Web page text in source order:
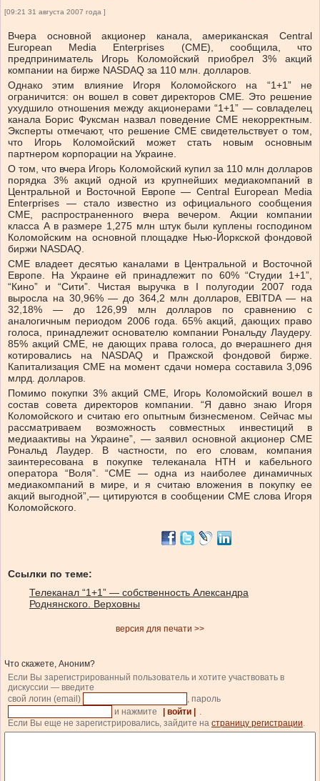
[09:21 31 августа 2007 года ]
Вчера основной акционер канала, американская Central
European Media Enterprises (CME), сообщила, что
предприниматель Игорь Коломойский приобрел 3% акций
компании на бирже NASDAQ за 110 млн. долларов.
Однако этим влияние Игоря Коломойского на “1+1” не
ограничится: он вошел в совет директоров CME. Это решение
ухудшило отношения между акционерами “1+1” — совладелец
канала Борис Фуксман назвал поведение CME некорректным.
Эксперты отмечают, что решение CME свидетельствует о том,
что Игорь Коломойский может стать новым основным
партнером корпорации на Украине.
О том, что вчера Игорь Коломойский купил за 110 млн долларов
порядка 3% акций одной из крупнейших медиакомпаний в
Центральной и Восточной Европе — Central European Media
Enterprises — стало известно из официального сообщения
CME, распространенного вчера вечером. Акции компании
класса A в размере 1,275 млн штук были куплены господином
Коломойским на основной площадке Нью-Йоркской фондовой
биржи NASDAQ.
CME владеет десятью каналами в Центральной и Восточной
Европе. На Украине ей принадлежит по 60% “Студии 1+1”,
“Кино” и “Сити”. Чистая выручка в I полугодии 2007 года
выросла на 30,96% — до 364,2 млн долларов, EBITDA — на
32,18% — до 126,99 млн долларов по сравнению с
аналогичным периодом 2006 года. 65% акций, дающих право
голоса, принадлежит основателю компании Рональду Лаудеру.
85% акций CME, не дающих права голоса, до вчерашнего дня
котировались на NASDAQ и Пражской фондовой бирже.
Капитализация СМЕ на момент сдачи номера составила 3,096
млрд. долларов.
Помимо покупки 3% акций СМЕ, Игорь Коломойский вошел в
состав совета директоров компании. “Я давно знаю Игоря
Коломойского и считаю его опытным бизнесменом. Сейчас мы
рассматриваем возможность совместных инвестиций в
медиаактивы на Украине”, — заявил основной акционер CME
Рональд Лаудер. В частности, по его словам, компания
заинтересована в покупке телеканала НТН и кабельного
оператора “Воля”. “CME — одна из наиболее динамичных
медиакомпаний в мире, и я считаю вложения в покупку ее
акций выгодной”,— цитируются в сообщении СМЕ слова Игоря
Коломойского.
Ссылки по теме:
Телеканал “1+1” — собственность Александра
Роднянского. Верховны
версия для печати >>
Что скажете, Аноним?
Если Вы зарегистрированный пользователь и хотите участвовать в
дискуссии — введите
свой логин (email)
, пароль
и нажмите
| войти |
.
Если Вы еще не зарегистрировались, зайдите на страницу регистрации.